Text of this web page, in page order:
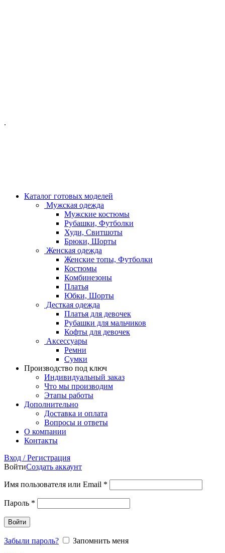
.
Каталог готовых моделей
Мужская одежда
Мужские костюмы
Рубашки, Футболки
Худи, Свитшоты
Брюки, Шорты
Женская одежда
Женские топы, Футболки
Костюмы
Комбинезоны
Платья
Юбки, Шорты
Десткая одежда
Платья для девочек
Рубашки для мальчиков
Кофты для девочек
Аксессуары
Ремни
Сумки
Производство под ключ
Индивидуальный заказ
Что мы производим
Этапы работы
Дополнительно
Доставка и оплата
Вопросы и ответы
О компании
Контакты
Вход / Регистрация
ВойтиСоздать аккаунт
Имя пользователя или Email *
Пароль *
Войти
Забыли пароль?
Запомнить меня